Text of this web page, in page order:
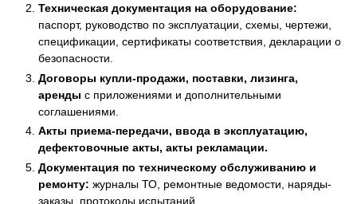
Техническая документация на оборудование:
паспорт, руководство по эксплуатации, схемы, чертежи,
спецификации, сертификаты соответствия, декларации о
безопасности.
Договоры купли-продажи, поставки, лизинга,
аренды с приложениями и дополнительными
соглашениями.
Акты приема-передачи, ввода в эксплуатацию,
дефектовочные акты, акты рекламации.
Документация по техническому обслуживанию и
ремонту: журналы ТО, ремонтные ведомости, наряды-
заказы, протоколы испытаний.